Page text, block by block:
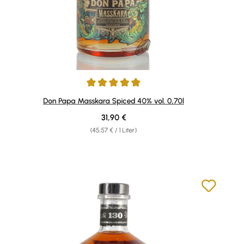
Durchschnittliche Bewertung von 4.89 von 5 Sternen
Don Papa Masskara Spiced 40% vol. 0,70l
(45,57 € / 1 Liter)
Regulärer Preis:
31,90 €